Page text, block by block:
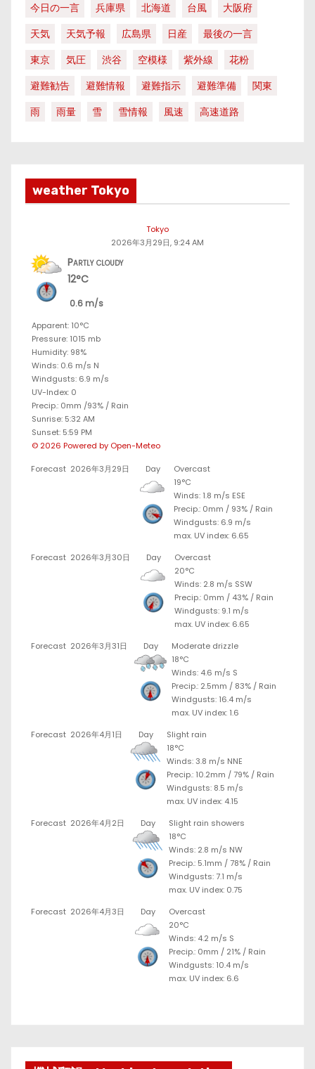
今日の一言
兵庫県 北海道 台風
大阪府
天気
天気予報 広島県 日産
最後の一言
東京
気圧 渋谷 空模様 紫外線
花粉
避難勧告
避難情報 避難指示 避難準備
関東
雨
雨量 雪 雪情報 風速 高速道路
weather Tokyo
Tokyo
2026年3月29日, 9:24 AM
Partly cloudy
12°C
0.6 m/s
Apparent: 10°C
Pressure: 1015 mb
Humidity: 98%
Winds: 0.6 m/s N
Windgusts: 6.9 m/s
UV-Index: 0
Precip.: 0mm /93% / Rain
Sunrise: 5:32 AM
Sunset: 5:59 PM
© 2026 Powered by Open-Meteo
Forecast 2026年3月29日 Day
Overcast
19°C
Winds: 1.8 m/s ESE
Precip.: 0mm / 93% / Rain
Windgusts: 6.9 m/s
max. UV index: 6.65
Forecast 2026年3月30日 Day
Overcast
20°C
Winds: 2.8 m/s SSW
Precip.: 0mm / 43% / Rain
Windgusts: 9.1 m/s
max. UV index: 6.65
Forecast 2026年3月31日 Day
Moderate drizzle
18°C
Winds: 4.6 m/s S
Precip.: 2.5mm / 83% / Rain
Windgusts: 16.4 m/s
max. UV index: 1.6
Forecast 2026年4月1日 Day
Slight rain
18°C
Winds: 3.8 m/s NNE
Precip.: 10.2mm /79% / Rain
Windgusts: 8.5 m/s
max. UV index: 4.15
Forecast 2026年4月2日 Day
Slight rain showers
18°C
Winds: 2.8 m/s NW
Precip.: 5.1mm /78% / Rain
Windgusts: 7.1 m/s
max. UV index: 0.75
Forecast 2026年4月3日 Day
Overcast
20°C
Winds: 4.2 m/s S
Precip.: 0mm / 21% / Rain
Windgusts: 10.4 m/s
max. UV index: 6.6